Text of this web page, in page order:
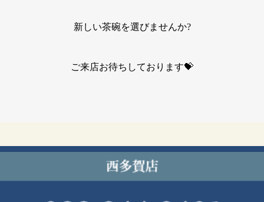
新しい茶碗を選びませんか?
ご来店お待ちしております💝